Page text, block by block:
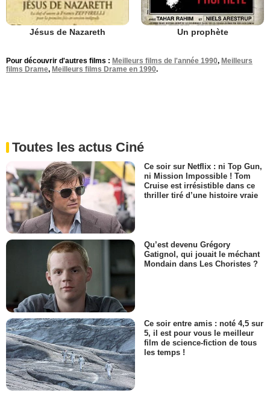
Jésus de Nazareth Un prophète
Pour découvrir d'autres films : Meilleurs films de l'année 1990, Meilleurs
films Drame, Meilleurs films Drame en 1990.
Toutes les actus Ciné
Ce soir sur Netflix : ni Top Gun,
ni Mission Impossible ! Tom
Cruise est irrésistible dans ce
thriller tiré d’une histoire vraie
Qu’est devenu Grégory
Gatignol, qui jouait le méchant
Mondain dans Les Choristes ?
Ce soir entre amis : noté 4,5 sur
5, il est pour vous le meilleur
film de science-fiction de tous
les temps !